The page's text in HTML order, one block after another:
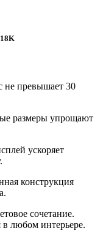
не превышает 30
размеры упрощают
ускоряет
конструкция
сочетание.
любом интерьере.